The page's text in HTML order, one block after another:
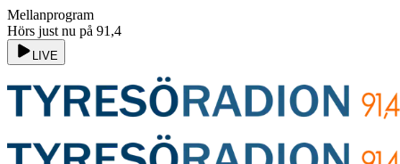
Mellanprogram
Hörs just nu på 91,4
LIVE